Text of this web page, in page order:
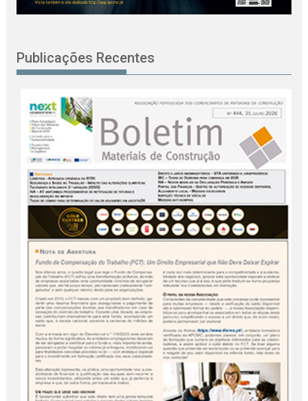
Publicações Recentes